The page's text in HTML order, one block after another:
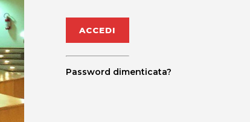
Password dimenticata?